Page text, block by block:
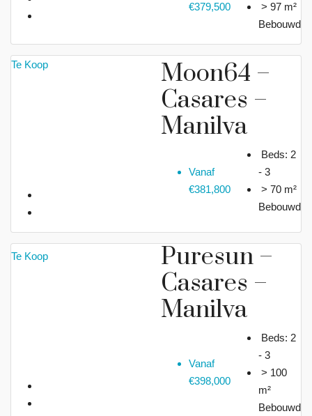
€379,500
> 97 m²
Bebouwd
Te Koop
Moon64 –
Casares –
Manilva
Vanaf
€381,800
Beds: 2
- 3
> 70 m²
Bebouwd
Te Koop
Puresun –
Casares –
Manilva
Vanaf
€398,000
Beds: 2
- 3
> 100
m²
Bebouwd